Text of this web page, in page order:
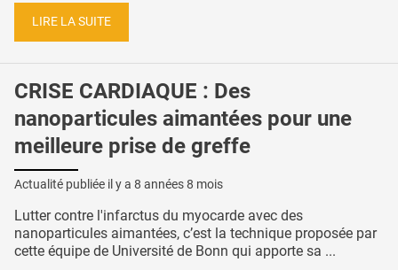
LIRE LA SUITE
CRISE CARDIAQUE : Des
nanoparticules aimantées pour une
meilleure prise de greffe
Actualité publiée il y a 8 années 8 mois
Lutter contre l'infarctus du myocarde avec des
nanoparticules aimantées, c’est la technique proposée par
cette équipe de Université de Bonn qui apporte sa ...